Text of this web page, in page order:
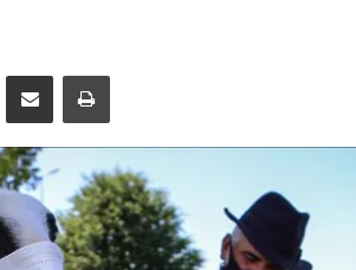
Pošalji preko E-Maila Printaj